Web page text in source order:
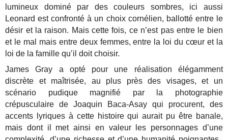
lumineux dominé par des couleurs sombres, ici aussi
Leonard est confronté à un choix cornélien, ballotté entre le
désir et la raison. Mais cette fois, ce n’est pas entre le bien
et le mal mais entre deux femmes, entre la loi du cœur et la
loi de la famille qu’il doit choisir.
James Gray a opté pour une réalisation élégamment
discrète et maîtrisée, au plus près des visages, et un
scénario pudique magnifié par la photographie
crépusculaire de Joaquin Baca-Asay qui procurent, des
accents lyriques à cette histoire qui aurait pu être banale,
mais dont il met ainsi en valeur les personnages d’une